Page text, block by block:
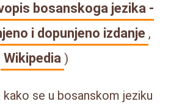
bosanskoga jezika -
i dopunjeno izdanje ,
Wikipedia )
kako se u bosanskom jeziku